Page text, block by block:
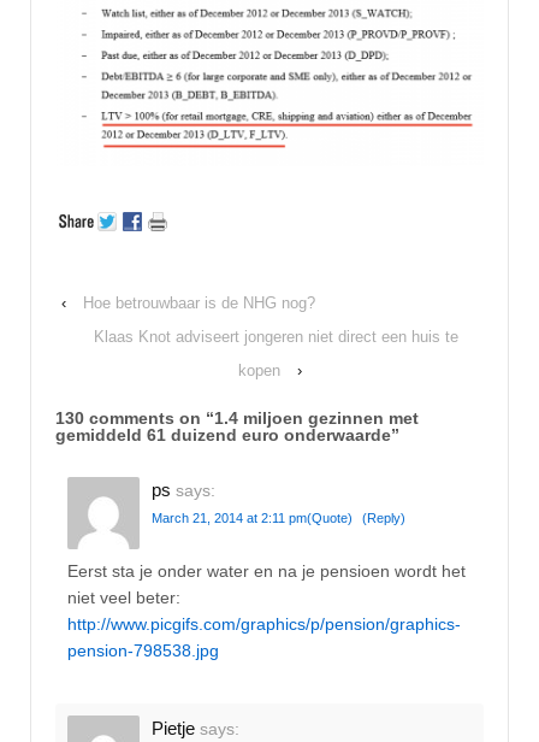
‹
Hoe betrouwbaar is de NHG nog?
Klaas Knot adviseert jongeren niet direct een huis te
kopen
›
130 comments on “1.4 miljoen gezinnen met
gemiddeld 61 duizend euro onderwaarde”
ps says:
March 21, 2014 at 2:11 pm(Quote) (Reply)
Eerst sta je onder water en na je pensioen wordt het
niet veel beter:
http://www.picgifs.com/graphics/p/pension/graphics-
pension-798538.jpg
Pietje says: